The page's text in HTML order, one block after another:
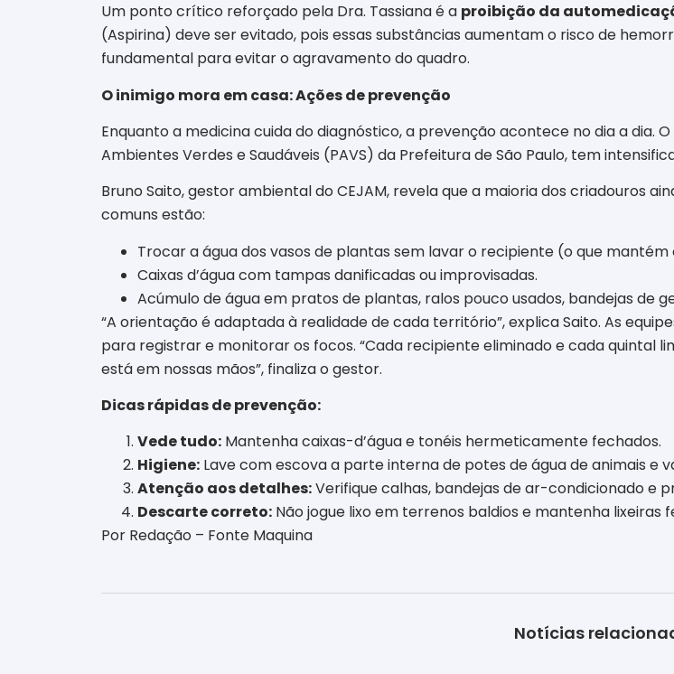
Um ponto crítico reforçado pela Dra. Tassiana é a proibição da
(Aspirina) deve ser evitado, pois essas substâncias aumentam o risco de
fundamental para evitar o agravamento do quadro.
O inimigo mora em casa: Ações de prevenção
Enquanto a medicina cuida do diagnóstico, a prevenção acontece no dia a dia.
Ambientes Verdes e Saudáveis (PAVS) da Prefeitura de São Paulo, tem
Bruno Saito, gestor ambiental do CEJAM, revela que a maioria dos criadouros
comuns estão:
Trocar a água dos vasos de plantas sem lavar o recipiente (o que
Caixas d’água com tampas danificadas ou improvisadas.
Acúmulo de água em pratos de plantas, ralos pouco usados, bandejas de
“A orientação é adaptada à realidade de cada território”, explica Saito. As
para registrar e monitorar os focos. “Cada recipiente eliminado e cada quintal
está em nossas mãos”, finaliza o gestor.
Dicas rápidas de prevenção:
Vede tudo: Mantenha caixas-d’água e tonéis hermeticamente fechados.
Higiene: Lave com escova a parte interna de potes de água de animais e
Atenção aos detalhes:Verifique calhas, bandejas de ar-condicionado e
Descarte correto: Não jogue lixo em terrenos baldios e mantenha lixeiras
Por Redação – Fonte Maquina
Notícias